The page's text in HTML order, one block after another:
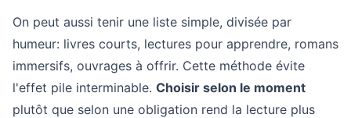
On peut aussi tenir une liste simple, divisée par
humeur: livres courts, lectures pour apprendre, romans
immersifs, ouvrages à offrir. Cette méthode évite
l'effet pile interminable. Choisir selon le moment
plutôt que selon une obligation rend la lecture plus